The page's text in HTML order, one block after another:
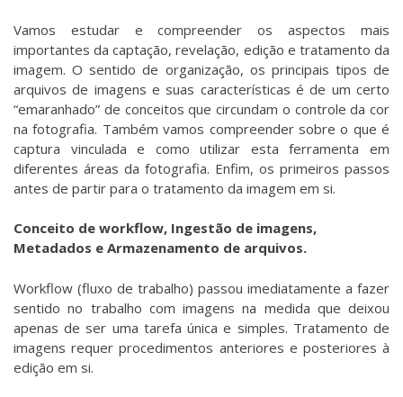
Vamos estudar e compreender os aspectos mais
importantes da captação, revelação, edição e tratamento da
imagem. O sentido de organização, os principais tipos de
arquivos de imagens e suas características é de um certo
“emaranhado” de conceitos que circundam o controle da cor
na fotografia. Também vamos compreender sobre o que é
captura vinculada e como utilizar esta ferramenta em
diferentes áreas da fotografia. Enfim, os primeiros passos
antes de partir para o tratamento da imagem em si.
Conceito de workflow, Ingestão de imagens,
Metadados e Armazenamento de arquivos.
Workflow (fluxo de trabalho) passou imediatamente a fazer
sentido no trabalho com imagens na medida que deixou
apenas de ser uma tarefa única e simples. Tratamento de
imagens requer procedimentos anteriores e posteriores à
edição em si.